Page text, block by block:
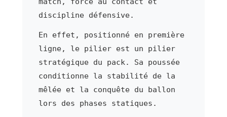
discipline défensive.
En effet, positionné en première
ligne, le pilier est un pilier
stratégique du pack. Sa poussée
conditionne la stabilité de la
mêlée et la conquête du ballon
lors des phases statiques.